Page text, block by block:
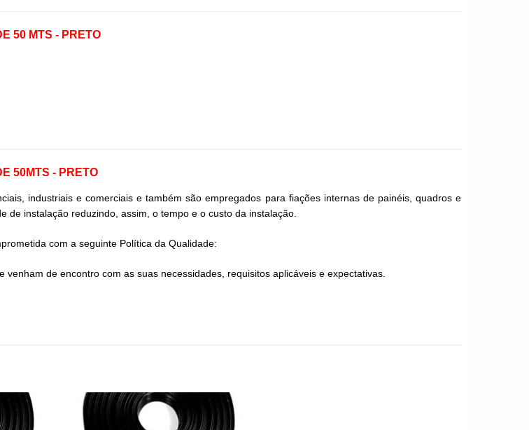
50 MTS - PRETO
50MTS - PRETO
industriais e comerciais e também são empregados para fiações internas de painéis, quadros e
instalação reduzindo, assim, o tempo e o custo da instalação.
com a seguinte Política da Qualidade:
de encontro com as suas necessidades, requisitos aplicáveis e expectativas.